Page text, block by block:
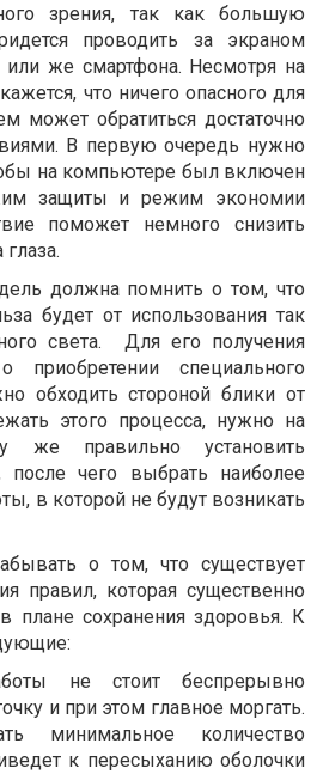
зрения, так как большую
проводить за экраном
же смартфона. Несмотря на
что ничего опасного для
может обратиться достаточно
В первую очередь нужно
на компьютере был включен
защиты и режим экономии
поможет немного снизить
глаза.
должна помнить о том, что
будет от использования так
света.
Для его получения
приобретении специального
обходить стороной блики от
этого процесса, нужно на
же правильно установить
чего выбрать наиболее
в которой не будут возникать
о том, что существует
правил, которая существенно
плане сохранения здоровья. К
не стоит беспрерывно
и при этом главное моргать.
минимальное количество
к пересыханию оболочки